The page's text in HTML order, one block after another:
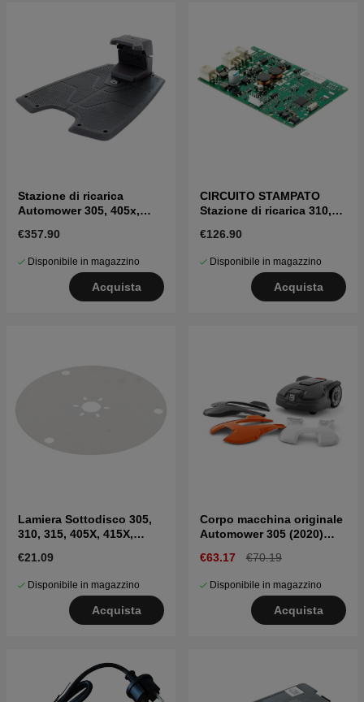
Stazione di ricarica
Automower 305, 405x,
€357.90
Disponibile in magazzino
Acquista
CIRCUITO STAMPATO
Stazione di ricarica 310,
€126.90
Disponibile in magazzino
Acquista
Lamiera Sottodisco 305,
310, 315, 405X, 415X,
€21.09
Disponibile in magazzino
Acquista
Corpo macchina originale
Automower 305 (2020)
€63.17 €70.19
Disponibile in magazzino
Acquista